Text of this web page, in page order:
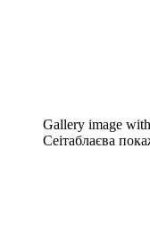
Gallery image
Сеітаблаєва